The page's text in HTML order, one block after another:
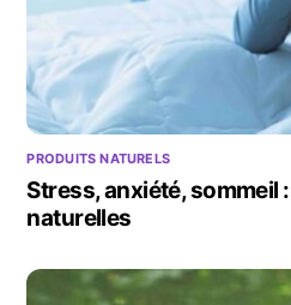
PRODUITS NATURELS
Stress, anxiété, sommeil
naturelles